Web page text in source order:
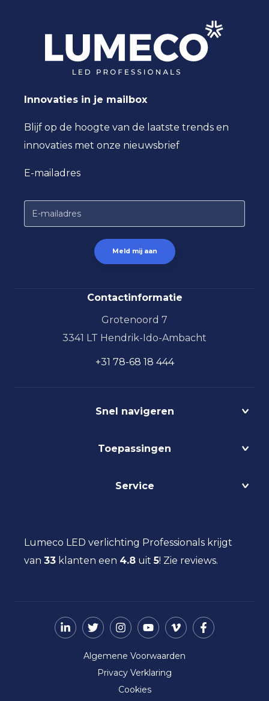
Innovaties in je mailbox
Blijf op de hoogte van de laatste trends en
innovaties met onze nieuwsbrief
E-mailadres
Contactinformatie
Grotenoord 7
3341 LT Hendrik-Ido-Ambacht
+31 78-68 18 444
Snel navigeren
Circulair
Lichtmanagement
Maatwerk
Social Return
Toepassingen
Kantoorverlichting
Projectverlichting
Scheepsverlichting
Universiteitsverlichting
Utiliteitsverlichting
Werkplaatsverlichting
Ziekenhuisverlichting
Zorgverlichting
Service
Aanbestedingen
Eindgebruiker
Storingsinformatie
Nieuws
Over ons
Lumeco LED verlichting Professionals krijgt
van 33 klanten een 4.8 uit5! Zie reviews.
Algemene Voorwaarden
Privacy Verklaring
Cookies